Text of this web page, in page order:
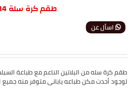
طقم كرة سلة KM4
اسأل عن
المنتج
طقم كرة سله من البلاتين الناعم مع طباعة
لوجود أحدث مكن طباعه يابانى متوفر منه جميع